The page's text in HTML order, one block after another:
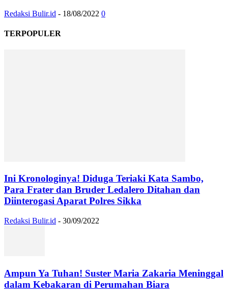
Redaksi Bulir.id - 18/08/2022 0
TERPOPULER
Ini Kronologinya! Diduga Teriaki Kata Sambo,
Para Frater dan Bruder Ledalero Ditahan dan
Diinterogasi Aparat Polres Sikka
Redaksi Bulir.id - 30/09/2022
Ampun Ya Tuhan! Suster Maria Zakaria Meninggal
dalam Kebakaran di Perumahan Biara